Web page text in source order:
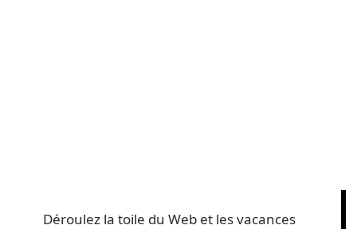
Déroulez la toile du Web et les vacances